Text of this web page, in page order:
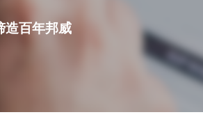
造百年邦威